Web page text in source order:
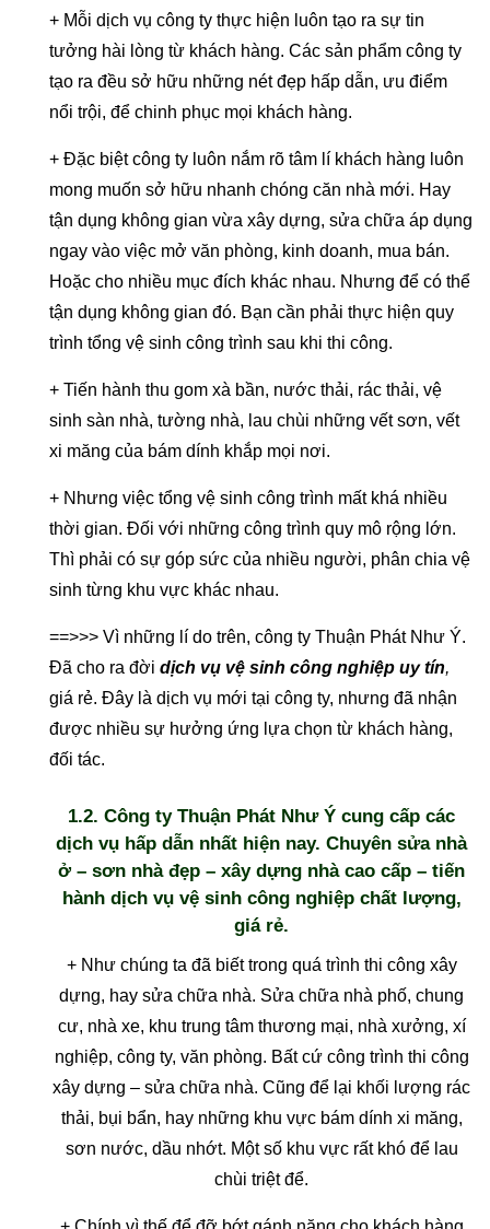
+ Mỗi dịch vụ công ty thực hiện luôn tạo ra sự tin
tưởng hài lòng từ khách hàng. Các sản phẩm công ty
tạo ra đều sở hữu những nét đẹp hấp dẫn, ưu điểm
nổi trội, để chinh phục mọi khách hàng.
+ Đặc biệt công ty luôn nắm rõ tâm lí khách hàng luôn
mong muốn sở hữu nhanh chóng căn nhà mới. Hay
tận dụng không gian vừa xây dựng, sửa chữa áp dụng
ngay vào việc mở văn phòng, kinh doanh, mua bán.
Hoặc cho nhiều mục đích khác nhau. Nhưng để có thể
tận dụng không gian đó. Bạn cần phải thực hiện quy
trình tổng vệ sinh công trình sau khi thi công.
+ Tiến hành thu gom xà bần, nước thải, rác thải, vệ
sinh sàn nhà, tường nhà, lau chùi những vết sơn, vết
xi măng của bám dính khắp mọi nơi.
+ Nhưng việc tổng vệ sinh công trình mất khá nhiều
thời gian. Đối với những công trình quy mô rộng lớn.
Thì phải có sự góp sức của nhiều người, phân chia vệ
sinh từng khu vực khác nhau.
==>>> Vì những lí do trên, công ty Thuận Phát Như Ý.
Đã cho ra đời dịch vụ vệ sinh công nghiệp uy tín,
giá rẻ. Đây là dịch vụ mới tại công ty, nhưng đã nhận
được nhiều sự hưởng ứng lựa chọn từ khách hàng,
đối tác.
1.2. Công ty Thuận Phát Như Ý cung cấp các
dịch vụ hấp dẫn nhất hiện nay. Chuyên sửa nhà
ở – sơn nhà đẹp – xây dựng nhà cao cấp – tiến
hành dịch vụ vệ sinh công nghiệp chất lượng,
giá rẻ.
+ Như chúng ta đã biết trong quá trình thi công xây
dựng, hay sửa chữa nhà. Sửa chữa nhà phố, chung
cư, nhà xe, khu trung tâm thương mại, nhà xưởng, xí
nghiệp, công ty, văn phòng. Bất cứ công trình thi công
xây dựng – sửa chữa nhà. Cũng để lại khối lượng rác
thải, bụi bẩn, hay những khu vực bám dính xi măng,
sơn nước, dầu nhớt. Một số khu vực rất khó để lau
chùi triệt để.